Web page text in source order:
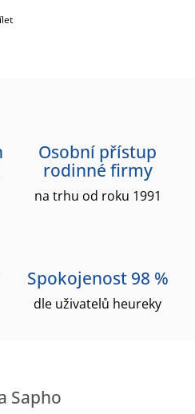
Osobní přístup
rodinné firmy
na trhu od roku 1991
Spokojenost 98 %
dle uživatelů heureky
Sapho